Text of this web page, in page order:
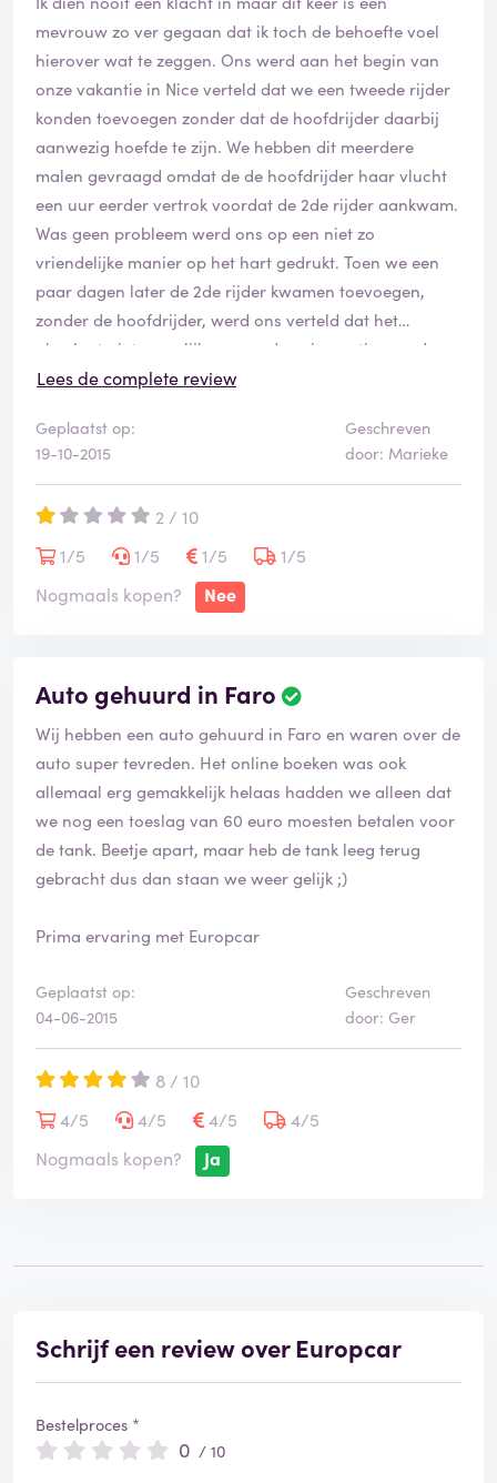
mevrouw zo ver gegaan dat ik toch de behoefte voel
hierover wat te zeggen. Ons werd aan het begin van
onze vakantie in Nice verteld dat we een tweede rijder
konden toevoegen zonder dat de hoofdrijder daarbij
aanwezig hoefde te zijn. We hebben dit meerdere
malen gevraagd omdat de de hoofdrijder haar vlucht
een uur eerder vertrok voordat de 2de rijder aankwam.
Was geen probleem werd ons op een niet zo
vriendelijke manier op het hart gedrukt. Toen we een
paar dagen later de 2de rijder kwamen toevoegen,
zonder de hoofdrijder, werd ons verteld dat het
absoluut niet mogelijk was en de enige optie was de
rest van de vakantie onverzekerd rond te rijden. En dit
manier. Toen ik het aan het voorbijlopende collega
vroeg vertelde ze dat dit wel mogelijk was als we
schriftelijke toestemming zouden krijgen van de
hoofdrijder. Prima. Ik wou nadat we schriftelijke
toestemming hadden ontvangen graag door een ander
personeelslid geholpen worden. Mocht niet van de
betreffende mevrouw die alles vanaf dat moment extra
wou weten werd ze pislink..... Ik ben nog nooit zo
schofterig behandeld. Al met al zal ik iedereen
aanraden nooit een auto te huren bij europcar. Ik ga al
meer dan 15 jaar meerdere keren per jaar naar nice
maar zal NOOIT meer een auto huren bij Europcar.
Mijn hele familie niet.
Lees de complete review
Geplaatst op:
19-10-2015
Geschreven
door: Marieke
2 / 10
1/5
1/5 1/5
1/5
Nogmaals kopen?
Nee
Auto gehuurd in Faro
Wij hebben een auto gehuurd in Faro en waren over de
auto super tevreden. Het online boeken was ook
allemaal erg gemakkelijk helaas hadden we alleen dat
we nog een toeslag van 60 euro moesten betalen voor
de tank. Beetje apart, maar heb de tank leeg terug
gebracht dus dan staan we weer gelijk ;)
Prima ervaring met Europcar
Geplaatst op:
04-06-2015
Geschreven
door: Ger
8 / 10
4/5
4/5 4/5
4/5
Nogmaals kopen?
Ja
Schrijf een review over Europcar
Bestelproces *
0 / 10